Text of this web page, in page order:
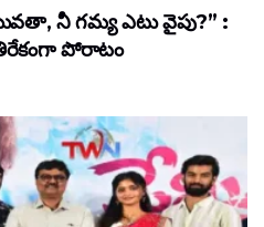
నీ గమ్య ఎటు వైపు?” :
పోరాటం